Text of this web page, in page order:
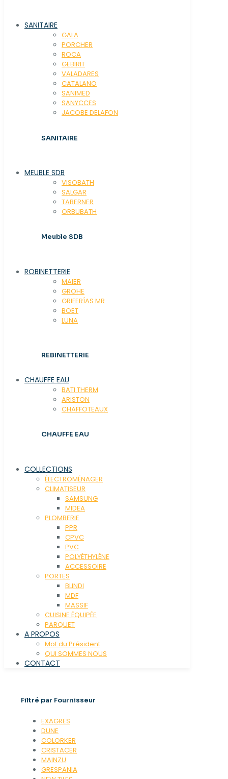
SANITAIRE
GALA
PORCHER
ROCA
GEBIRIT
VALADARES
CATALANO
SANIMED
SANYCCES
JACOBE DELAFON
SANITAIRE
MEUBLE SDB
VISOBATH
SALGAR
TABERNER
ORBUBATH
Meuble SDB
ROBINETTERIE
MAIER
GROHE
GRIFERÍAS MR
BOET
LUNA
REBINETTERIE
CHAUFFE EAU
BATI THERM
ARISTON
CHAFFOTEAUX
CHAUFFE EAU
COLLECTIONS
ÉLECTROMÉNAGER
CLIMATISEUR
SAMSUNG
MIDEA
PLOMBERIE
PPR
CPVC
PVC
POLYÉTHYLÉNE
ACCESSOIRE
PORTES
BLINDI
MDF
MASSIF
CUISINE ÉQUIPÉE
PARQUET
A PROPOS
Mot du Président
QUI SOMMES NOUS
CONTACT
Filtré par Fournisseur
EXAGRES
DUNE
COLORKER
CRISTACER
MAINZU
GRESPANIA